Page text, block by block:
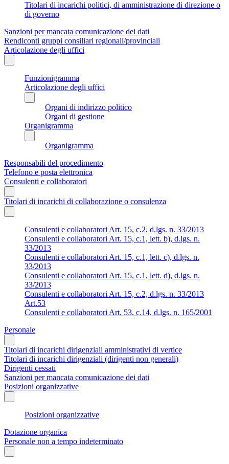
Titolari di incarichi politici, di amministrazione di direzione o
di governo
Sanzioni per mancata comunicazione dei dati
Rendiconti gruppi consiliari regionali/provinciali
Articolazione degli uffici
Funzionigramma
Articolazione degli uffici
Organi di indirizzo politico
Organi di gestione
Organigramma
Organigramma
Responsabili del procedimento
Telefono e posta elettronica
Consulenti e collaboratori
Titolari di incarichi di collaborazione o consulenza
Consulenti e collaboratori Art. 15, c.2, d.lgs. n. 33/2013
Consulenti e collaboratori Art. 15, c.1, lett. b), d.lgs. n.
33/2013
Consulenti e collaboratori Art. 15, c.1, lett. c), d.lgs. n.
33/2013
Consulenti e collaboratori Art. 15, c.1, lett. d), d.lgs. n.
33/2013
Consulenti e collaboratori Art. 15, c.2, d.lgs. n. 33/2013
Art.53
Consulenti e collaboratori Art. 53, c.14, d.lgs. n. 165/2001
Personale
Titolari di incarichi dirigenziali amministrativi di vertice
Titolari di incarichi dirigenziali (dirigenti non generali)
Dirigenti cessati
Sanzioni per mancata comunicazione dei dati
Posizioni organizzative
Posizioni organizzative
Dotazione organica
Personale non a tempo indeterminato